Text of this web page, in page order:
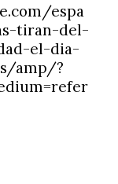
espa
tiran-del-
el-dia-
amp/?